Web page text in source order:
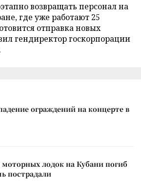
возвращать персонал на
где уже работают 25
отправка новых
гендиректор госкорпорации
ограждений на концерте в
лодок на Кубани погиб
пострадали